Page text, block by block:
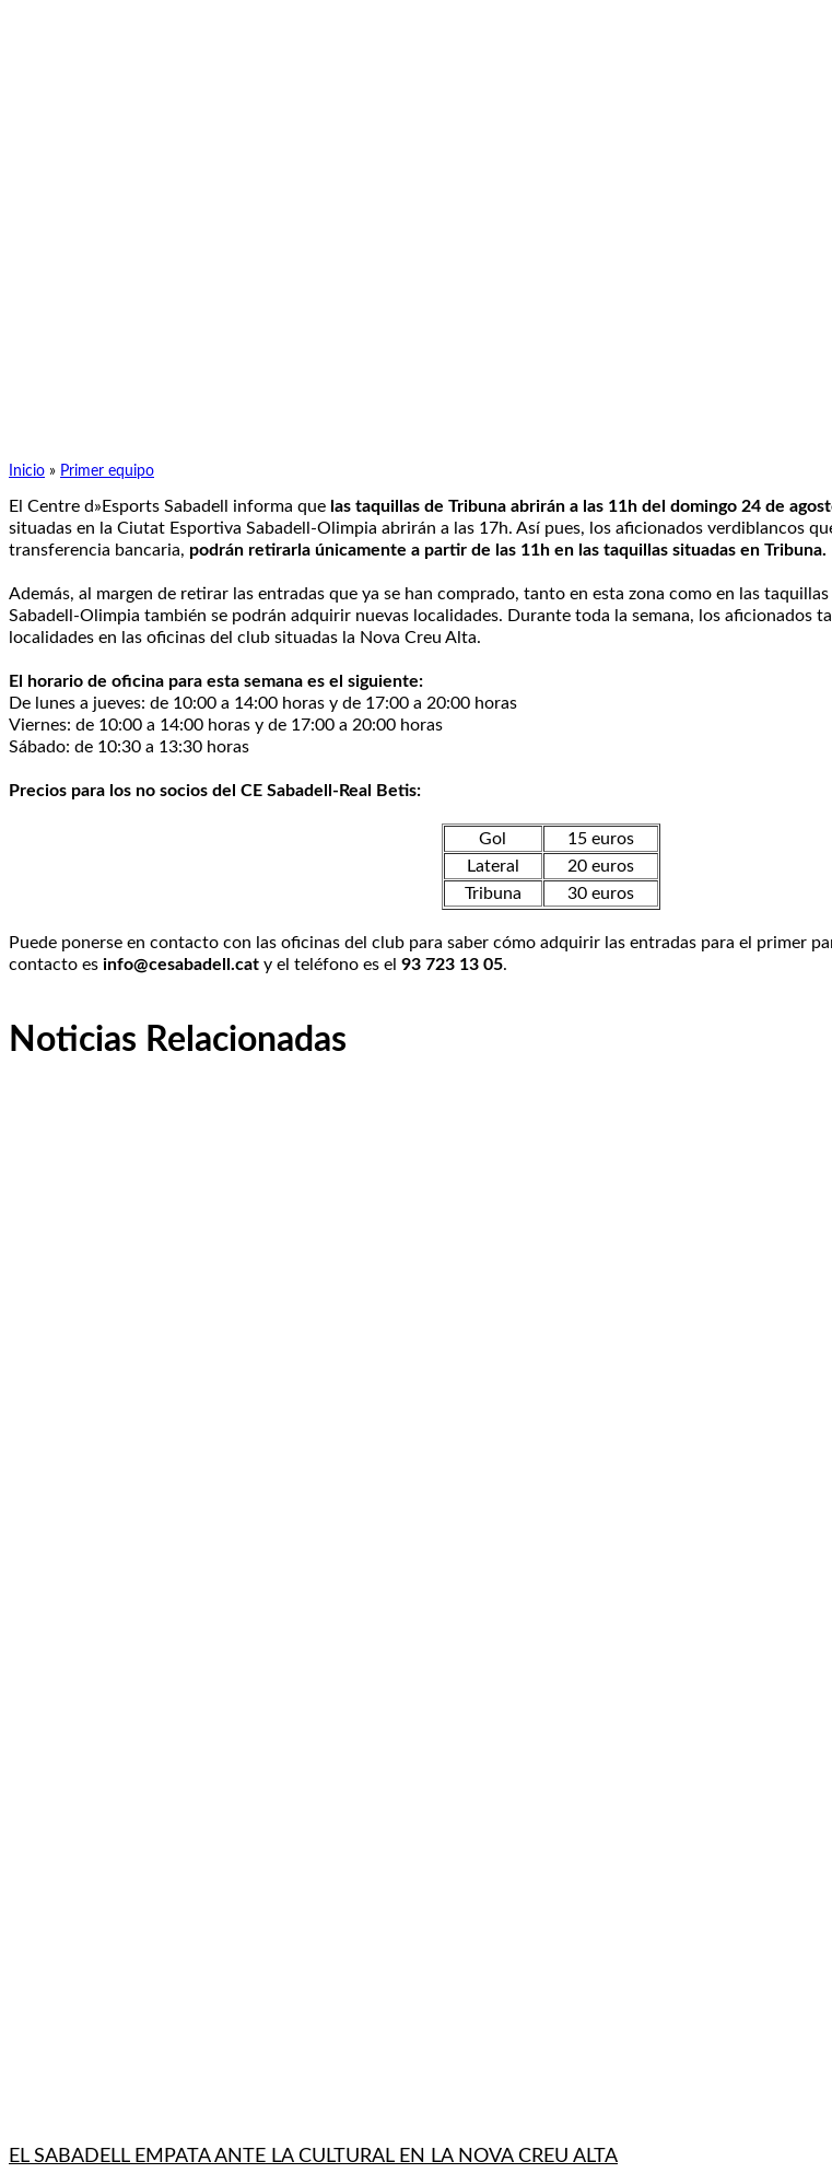
Inicio » Primer equipo
El Centre d»Esports Sabadell informa que las taquillas de Tribuna abrirán a las 11h del domingo 24 de
situadas en la Ciutat Esportiva Sabadell-Olimpia abrirán a las 17h. Así pues, los aficionados verdiblancos
transferencia bancaria, podrán retirarla únicamente a partir de las 11h en las taquillas situadas en Tribuna.
Además, al margen de retirar las entradas que ya se han comprado, tanto en esta zona como en las
Sabadell-Olimpia también se podrán adquirir nuevas localidades. Durante toda la semana, los aficionados
localidades en las oficinas del club situadas la Nova Creu Alta.
El horario de oficina para esta semana es el siguiente:
De lunes a jueves: de 10:00 a 14:00 horas y de 17:00 a 20:00 horas
Viernes: de 10:00 a 14:00 horas y de 17:00 a 20:00 horas
Sábado: de 10:30 a 13:30 horas
Precios para los no socios del CE Sabadell-Real Betis:
Gol
15 euros
Lateral
20 euros
Tribuna
30 euros
Puede ponerse en contacto con las oficinas del club para saber cómo adquirir las entradas para el primer
contacto es info@cesabadell.cat y el teléfono es el 93 723 13 05.
Noticias Relacionadas
EL SABADELL EMPATA ANTE LA CULTURAL EN LA NOVA CREU ALTA